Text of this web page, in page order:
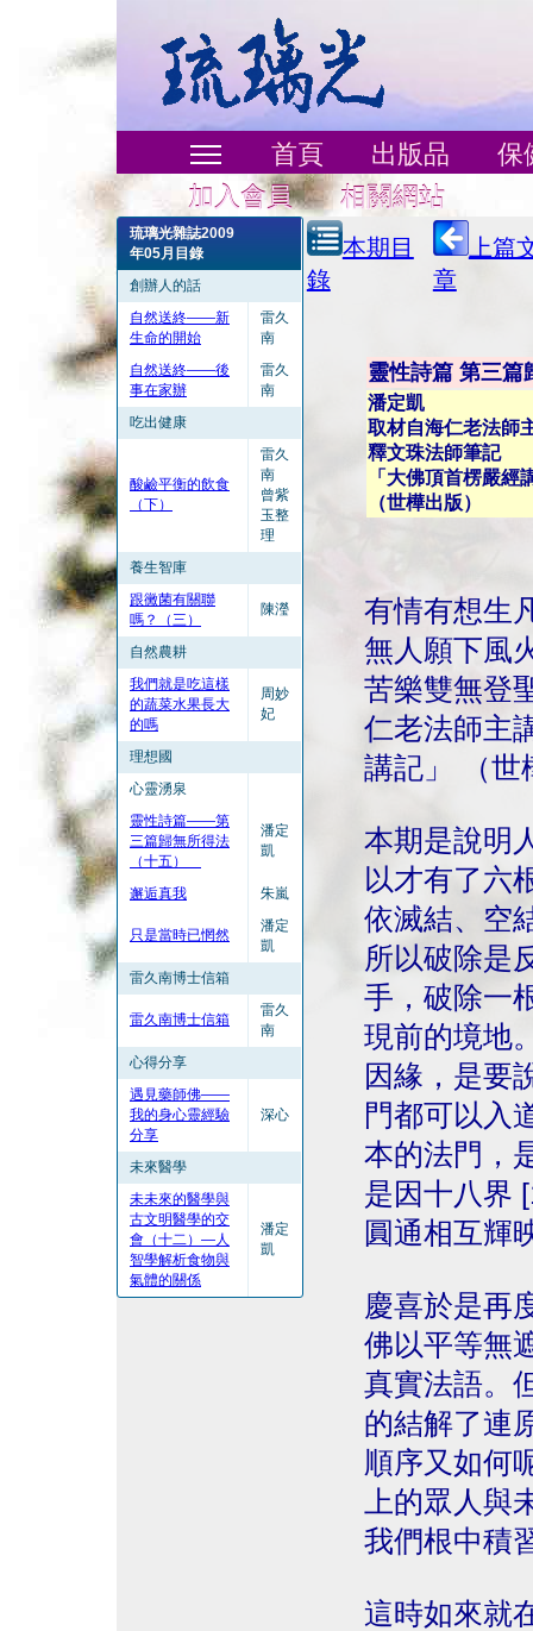
首頁 出版品
保
加入會員
相關網站
琉璃光雜誌2009
年05月目錄
創辦人的話
自然送終——新
生命的開始
雷久
南
自然送終——後
事在家辦
雷久
南
吃出健康
酸鹼平衡的飲食
（下）
雷久
南
曾紫
玉整
理
養生智庫
跟黴菌有關聯
嗎？（三）
陳瀅
自然農耕
我們就是吃這樣
的蔬菜水果長大
的嗎
周妙
妃
理想國
心靈湧泉
靈性詩篇——第
三篇歸無所得法
（十五）
潘定
凱
邂逅真我 朱嵐
只是當時已惘然
潘定
凱
雷久南博士信箱
雷久南博士信箱
雷久
南
心得分享
遇見藥師佛——
我的身心靈經驗
分享
深心
未來醫學
未未來的醫學與
古文明醫學的交
會（十二）—人
智學解析食物與
氣體的關係
潘定
凱
本期目
錄
上篇
章
靈性詩篇 第三篇
潘定凱
取材自海仁老法師
釋文珠法師筆記
「大佛頂首楞嚴經
（世樺出版）
有情有想生
無人願下風
苦樂雙無登
仁老法師主
講記」 （世
本期是說明
以才有了六
依滅結、空
所以破除是
手，破除一
現前的境地
因緣，是要
門都可以入
本的法門，
是因十八界
圓通相互輝
慶喜於是再
佛以平等無
真實法語。
的結解了連
順序又如何
上的眾人
我們根中積
這時如來就